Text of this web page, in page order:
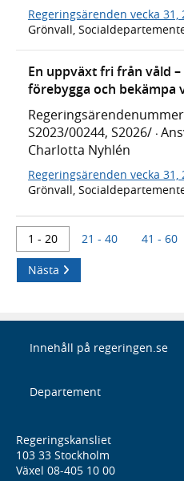
Regeringsärenden vecka 31,
Grönvall,
En uppväxt fri från våld
förebygga och bekämpa
S2023/00244, S2026/ ·
Charlotta Nyhlén
Regeringsärenden vecka 31,
Grönvall,
1 - 20 21 - 40 41 - 60
Nästa
Innehåll på regeringen.se
Departement
Regeringskansliet
103 33 Stockholm
Växel 08-405 10 00